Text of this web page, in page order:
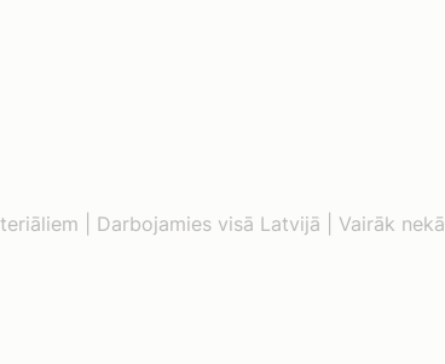
| Darbojamies visā Latvijā | Vairāk nekā